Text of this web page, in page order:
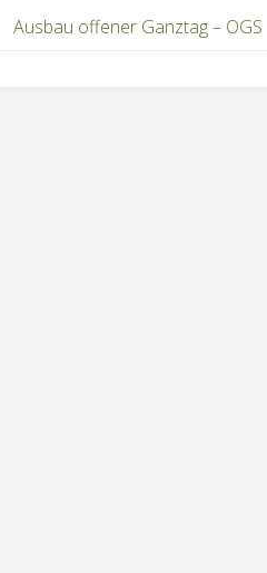
Ausbau offener Ganztag – OGS